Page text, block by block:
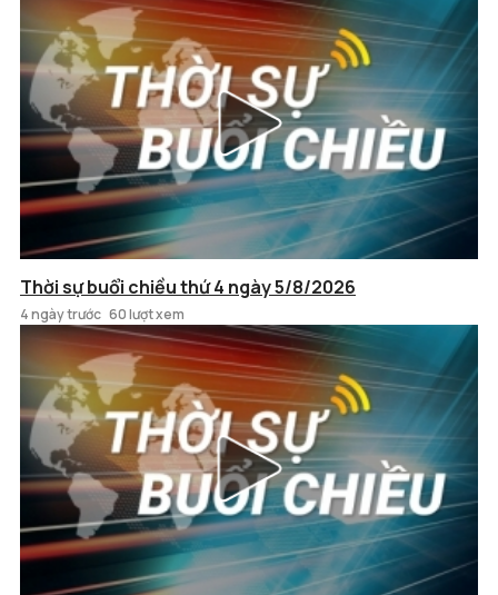
Thời sự buổi chiều thứ 4 ngày 5/8/2026
4 ngày trước 60 lượt xem